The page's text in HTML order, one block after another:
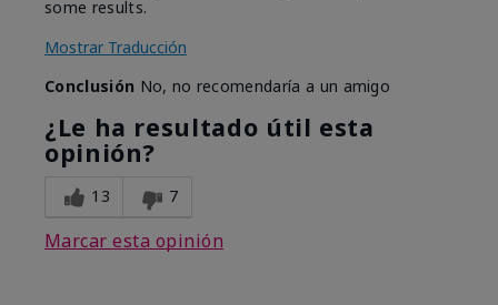
some results.
Mostrar Traducción
Conclusión No, no recomendaría a un amigo
¿Le ha resultado útil esta
opinión?
13 7
Marcar esta opinión